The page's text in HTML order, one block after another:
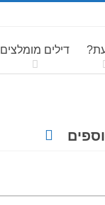
דילים מומלצים